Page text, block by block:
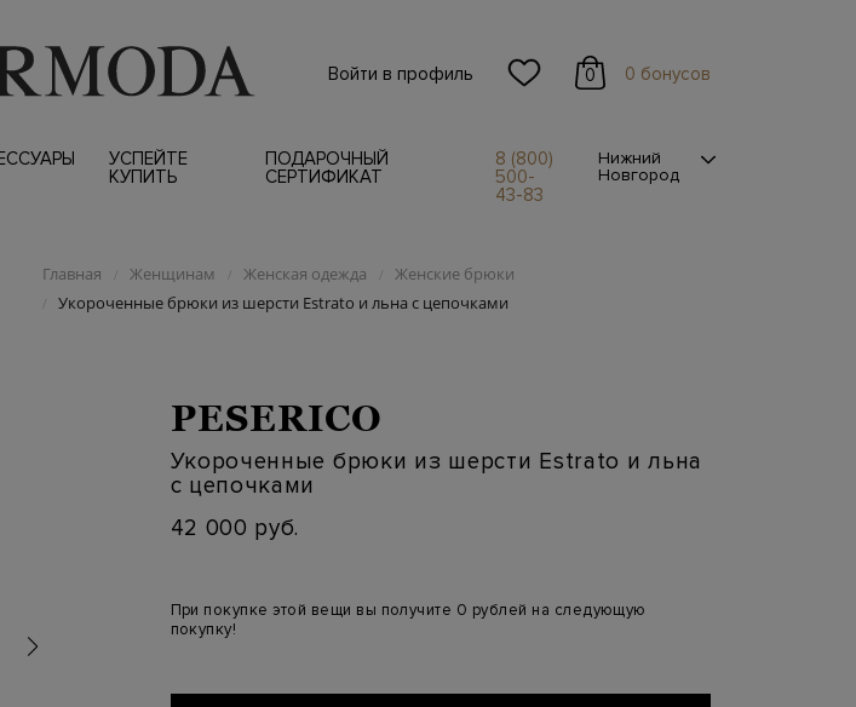
Войти в профиль 0 0 бонусов
УСПЕЙТЕ
КУПИТЬ
ПОДАРОЧНЫЙ
СЕРТИФИКАТ
8 (800)
500-
43-83
Нижний
Новгород
Главная / Женщинам / Женская одежда / Женские брюки
/ Укороченные брюки из шерсти Estrato и льна с цепочками
PESERICO
Укороченные брюки из шерсти Estrato и льна
с цепочками
42 000 руб.
При покупке этой вещи вы получите 0 рублей на следующую
покупку!